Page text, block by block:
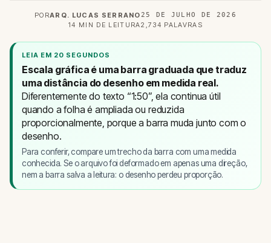
PORARQ. LUCAS SERRANO25 DE JULHO DE 2026
14 MIN DE LEITURA2,734 PALAVRAS
LEIA EM 20 SEGUNDOS
Escala gráfica é uma barra graduada que traduz
uma distância do desenho em medida real.
Diferentemente do texto “1:50”, ela continua útil
quando a folha é ampliada ou reduzida
proporcionalmente, porque a barra muda junto com o
desenho.
Para conferir, compare um trecho da barra com uma medida
conhecida. Se o arquivo foi deformado em apenas uma direção,
nem a barra salva a leitura: o desenho perdeu proporção.